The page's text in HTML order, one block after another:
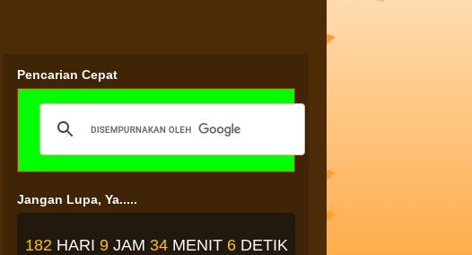
Pencarian Cepat
Jangan Lupa, Ya.....
182 HARI 9 JAM 34 MENIT5 DETIK